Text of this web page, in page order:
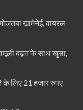
खामेनेई, वायरल
बढ़त के साथ खुला,
के लिए 21 हजार रुपए